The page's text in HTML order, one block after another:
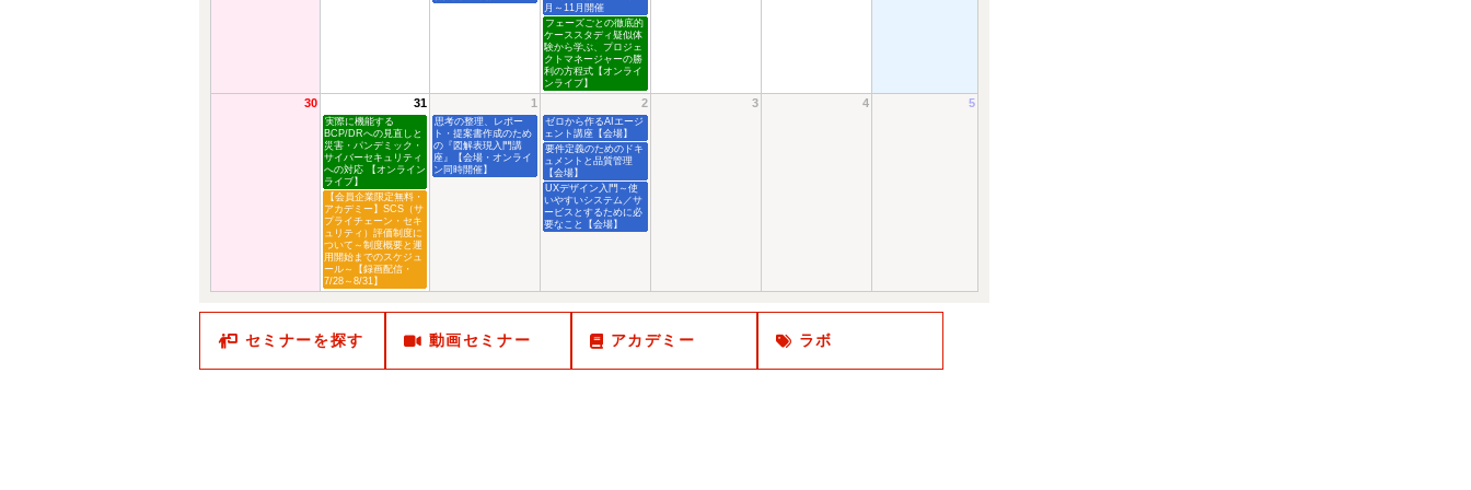
30 31 1 2 3 4 5
月～11月開催
フェーズごとの徹底的
ケーススタディ疑似体
験から学ぶ、プロジェ
クトマネージャーの勝
利の方程式【オンライ
ンライブ】
実際に機能する
BCP/DRへの見直しと
災害・パンデミック・
サイバーセキュリティ
への対応 【オンライン
ライブ】
思考の整理、レポー
ト・提案書作成のため
の『図解表現入門講
座』【会場・オンライ
ン同時開催】
ゼロから作るAIエージ
ェント講座【会場】
【会員企業限定無料・
アカデミー】SCS（サ
プライチェーン・セキ
ュリティ）評価制度に
ついて～制度概要と運
用開始までのスケジュ
ール～【録画配信・
7/28～8/31】
要件定義のためのドキ
ュメントと品質管理
【会場】
UXデザイン入門～使
いやすいシステム／サ
ービスとするために必
要なこと【会場】
セミナーを探す 動画セミナー アカデミー ラボ